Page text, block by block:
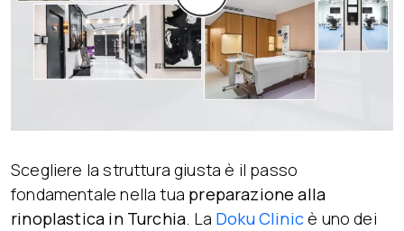
Scegliere la struttura giusta è il passo
fondamentale nella tua preparazione alla
rinoplastica in Turchia. La Doku Clinicè uno dei